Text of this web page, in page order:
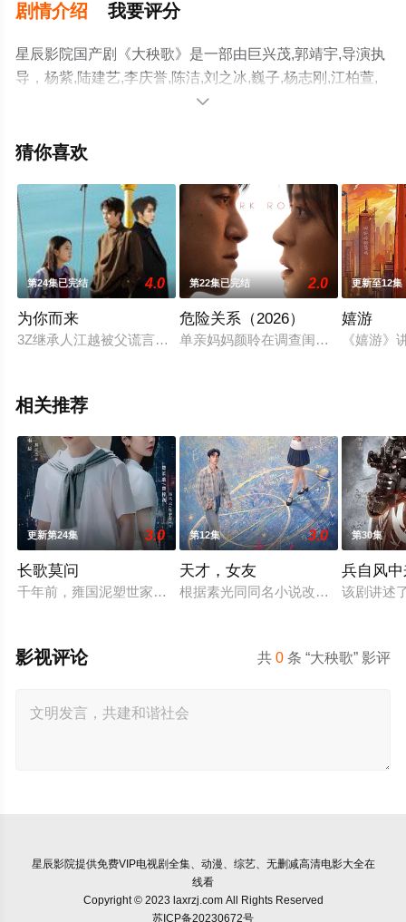
剧情介绍 我要评分
星辰影院国产剧《大秧歌》是一部由巨兴茂,郭靖宇,导演执
导，杨紫,陆建艺,李庆誉,陈洁,刘之冰,巍子,杨志刚,江柏萱,
田璐,杨昆,刘智扬,张少华,宣璐,王奎荣,宋守述,贾媛媛,宁文
（1-79全集），免费观看高清未删减完整版电视剧全集就
或剧情网等平台了解。

猜你喜欢
第24集已完结 4.0
为你而来
3Z继承人江越被父谎言裹挟，打理灰色生意。摄影少女陆柒唤
第22集已完结 2.0
危险关系（2026）
单亲妈妈颜聆在调查闺蜜自杀真相的
更新至12集
嬉游
《嬉游》
相关推荐
更新第24集 3.0
长歌莫问
千年前，雍国泥塑世家楚门因进贡的“十二生肖”离奇流血炸裂
第12集 3.0
天才，女友
根据素光同同名小说改编。江逾白长
第30集
兵自风
该剧讲述
共0 条 “大秧歌” 影评
影视评论
星辰影院提供免费VIP电视剧全集、动漫、综艺、无删减高清电影大全在
线看
Copyright © 2023 laxrzj.com All Rights Reserved
苏ICP备20230672号